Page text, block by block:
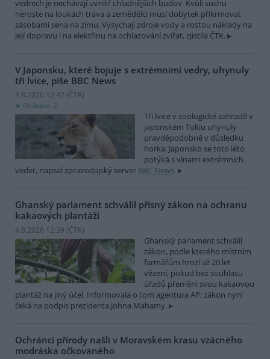
vedrech je nechávají uvnitř chladnějších budov. Kvůli suchu
neroste na loukách tráva a zemědělci musí dobytek přikrmovat
zásobami sena na zimu. Vysychají zdroje vody a rostou náklady na
její dopravu i na elektřinu na ochlazování zvířat, zjistila ČTK.
V Japonsku, které bojuje s extrémními vedry, uhynuly
tři lvice, píše BBC News
4.8.2026 12:42 (ČTK)
Diskuse: 2
Tři lvice v zoologické zahradě v
japonském Tokiu uhynuly
pravděpodobně v důsledku
horka. Japonsko se toto léto
potýká s vlnami extrémních
veder, napsal zpravodajský server BBC News.
Ghanský parlament schválil přísný zákon na ochranu
kakaových plantáží
4.8.2026 12:39 (ČTK)
Ghanský parlament schválil
zákon, podle kterého místním
farmářům hrozí až 20 let
vězení, pokud bez souhlasu
úřadů přemění svou kakaovou
plantáž na jiný účel. Informovala o tom agentura AP; zákon nyní
čeká na podpis prezidenta Johna Mahamy.
Ochránci přírody našli v Moravském krasu vzácného
modráska očkovaného